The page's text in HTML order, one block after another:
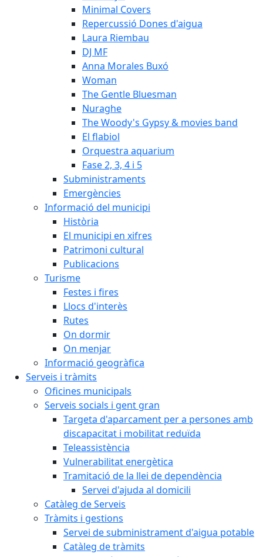
Minimal Covers
Repercussió Dones d'aigua
Laura Riembau
DJ MF
Anna Morales Buxó
Woman
The Gentle Bluesman
Nuraghe
The Woody's Gypsy & movies band
El flabiol
Orquestra aquarium
Fase 2, 3, 4 i 5
Subministraments
Emergències
Informació del municipi
Història
El municipi en xifres
Patrimoni cultural
Publicacions
Turisme
Festes i fires
Llocs d'interès
Rutes
On dormir
On menjar
Informació geogràfica
Serveis i tràmits
Oficines municipals
Serveis socials i gent gran
Targeta d'aparcament per a persones amb
discapacitat i mobilitat reduïda
Teleassistència
Vulnerabilitat energètica
Tramitació de la llei de dependència
Servei d'ajuda al domicili
Catàleg de Serveis
Tràmits i gestions
Servei de subministrament d'aigua potable
Catàleg de tràmits